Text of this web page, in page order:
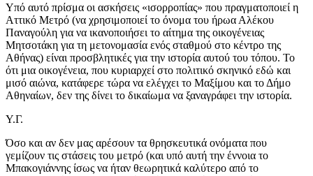
Υπό αυτό πρίσμα οι ασκήσεις «ισορροπίας» που πραγματοποιεί η
Αττικό Μετρό (να χρησιμοποιεί το όνομα του ήρωα Αλέκου
Παναγούλη για να ικανοποιήσει το αίτημα της οικογένειας
Μητσοτάκη για τη μετονομασία ενός σταθμού στο κέντρο της
Αθήνας) είναι προσβλητικές για την ιστορία αυτού του τόπου. Το
ότι μια οικογένεια, που κυριαρχεί στο πολιτικό σκηνικό εδώ και
μισό αιώνα, κατάφερε τώρα να ελέγχει το Μαξίμου και το Δήμο
Αθηναίων, δεν της δίνει το δικαίωμα να ξαναγράφει την ιστορία.
Υ.Γ.
Όσο και αν δεν μας αρέσουν τα θρησκευτικά ονόματα που
γεμίζουν τις στάσεις του μετρό (και υπό αυτή την έννοια το
Μπακογιάννης ίσως να ήταν θεωρητικά καλύτερο από το